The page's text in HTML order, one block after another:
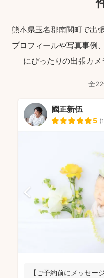
熊本県玉名郡南関町で出
プロフィールや写真事例
にぴったりの出張カメ
全
國正新伍
5 (
【ご予約前にメッセー